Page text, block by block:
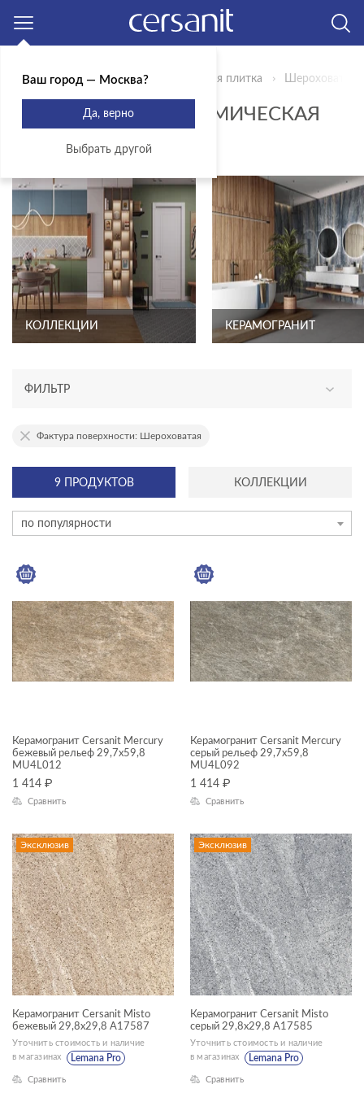
Главная Продукты Керамическая плитка Шероховатая
ШЕРОХОВАТАЯ КЕРАМИЧЕСКАЯ
ПЛИТКА
КОЛЛЕКЦИИ КЕРАМОГРАНИТ
ФИЛЬТР
АССОРТИМЕНТ
новинка
ТИП ПЛИТКИ
плинтус
плитка
ступень
ФОРМАТ ПЛИТКИ, СМ
30x30
30x60
60x60
18x60
9 ПРОДУКТОВ КОЛЛЕКЦИИ
по популярности
Фактура поверхности: Шероховатая
Керамогранит Cersanit Mercury
бежевый рельеф 29,7x59,8
MU4L012
1 414 ₽
Сравнить
Керамогранит Cersanit Mercury
серый рельеф 29,7x59,8
MU4L092
1 414 ₽
Сравнить
Эксклюзив
Керамогранит Cersanit Misto
бежевый 29,8x29,8 A17587
Уточнить стоимость и наличие
в магазинах
Lemana Pro
Сравнить
Эксклюзив
Керамогранит Cersanit Misto
серый 29,8x29,8 A17585
Уточнить стоимость и наличие
в магазинах
Lemana Pro
Сравнить
Ваш город — Москва?
Да, верно
Выбрать другой